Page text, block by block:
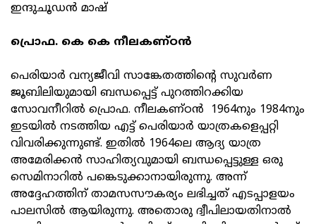
ഇന്ദുചൂഡന്‍ മാഷ്
പ്രൊഫ. കെ കെ നീലകണ്ഠൻ
പെരിയാർ വന്യജീവി സാങ്കേതത്തിന്റെ സുവർണ
ജൂബിലിയുമായി ബന്ധപ്പെട്ട് പുറത്തിറക്കിയ
സോവനീറിൽ പ്രൊഫ. നീലകണ്ഠൻ 1964നും 1984നും
ഇടയിൽ നടത്തിയ എട്ട് പെരിയാർ യാത്രകളെപ്പറ്റി
വിവരിക്കുന്നുണ്ട്. ഇതിൽ 1964ലെ ആദ്യ യാത്ര
അമേരിക്കൻ സാഹിത്യവുമായി ബന്ധപ്പെട്ടുള്ള ഒരു
സെമിനാറിൽ പങ്കെടുക്കാനായിരുന്നു. അന്ന്
അദ്ദേഹത്തിന് താമസസൗകര്യം ലഭിച്ചത് എടപ്പാളയം
പാലസിൽ ആയിരുന്നു. അതൊരു ദ്വീപിലായതിനാൽ